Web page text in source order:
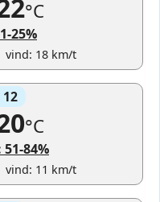
°C
25%
vind: 18 km/t
°C
84%
vind: 11 km/t